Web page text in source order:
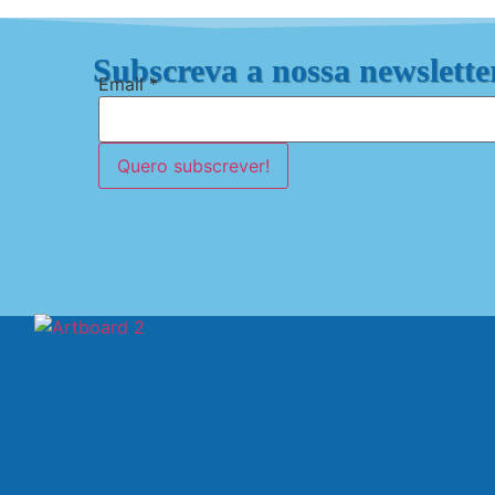
Subscreva a nossa
Email*
Quero subscrever!